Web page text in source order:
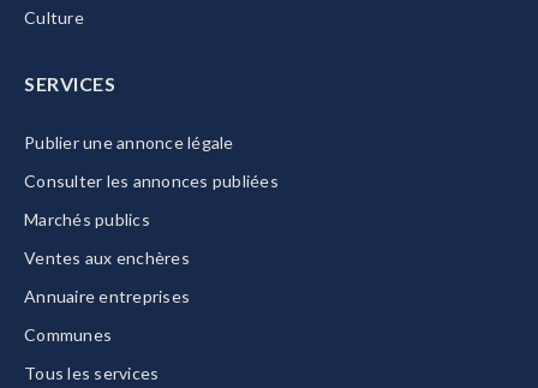
Culture
SERVICES
Publier une annonce légale
Consulter les annonces publiées
Marchés publics
Ventes aux enchères
Annuaire entreprises
Communes
Tous les services